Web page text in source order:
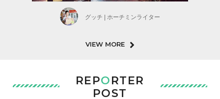
グッチ | ホーチミンライター
VIEW MORE
REPORTER
POST